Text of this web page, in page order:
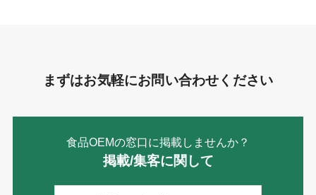
まずはお気軽にお問い合わせください
食品OEMの窓口に掲載しませんか？
掲載/集客に関して